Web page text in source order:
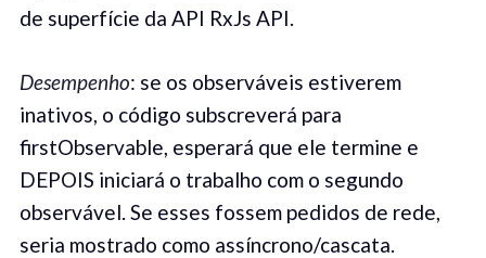
de superfície da API RxJs API.
Desempenho: se os observáveis estiverem
inativos, o código subscreverá para
firstObservable, esperará que ele termine e
DEPOIS iniciará o trabalho com o segundo
observável. Se esses fossem pedidos de rede,
seria mostrado como assíncrono/cascata.